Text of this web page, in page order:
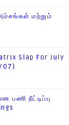
மற்றும்
Slap For July
07)
பணி நீட்டிப்பு